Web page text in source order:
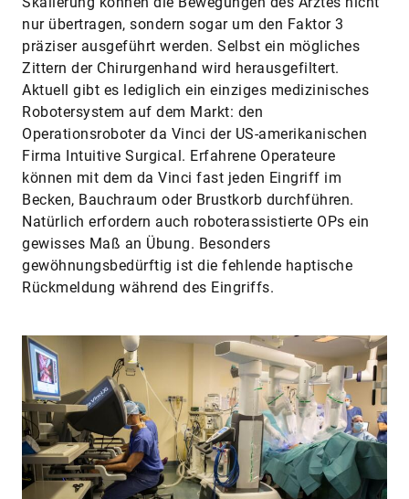
nur übertragen, sondern sogar um den Faktor 3
präziser ausgeführt werden. Selbst ein mögliches
Zittern der Chirurgenhand wird herausgefiltert.
Aktuell gibt es lediglich ein einziges medizinisches
Robotersystem auf dem Markt: den
Operationsroboter da Vinci der US-amerikanischen
Firma Intuitive Surgical. Erfahrene Operateure
können mit dem da Vinci fast jeden Eingriff im
Becken, Bauchraum oder Brustkorb durchführen.
Natürlich erfordern auch roboterassistierte OPs ein
gewisses Maß an Übung. Besonders
gewöhnungsbedürftig ist die fehlende haptische
Rückmeldung während des Eingriffs.